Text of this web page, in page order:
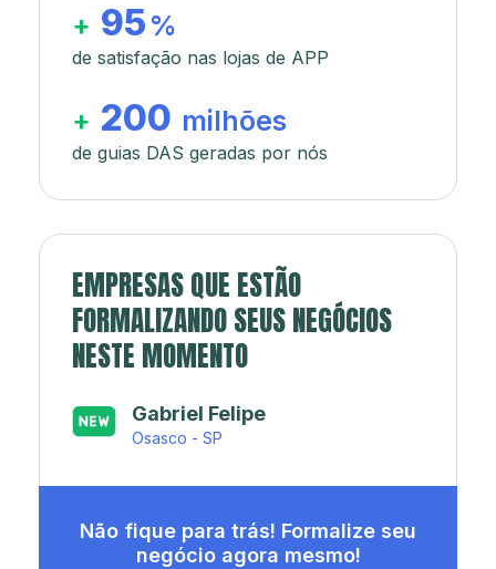
+ 95 %
de satisfação nas lojas de APP
+ 200 milhões
de guias DAS geradas por nós
EMPRESAS QUE ESTÃO
FORMALIZANDO SEUS NEGÓCIOS
NESTE MOMENTO
Japa’s açaí e sorveteria
Rio de Janeiro - RJ
Não fique para trás! Formalize seu
negócio agora mesmo!